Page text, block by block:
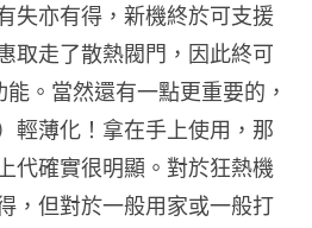
失亦有得，新機終於可支援
取走了散熱閥門，因此終可
。當然還有一點更重要的，
輕薄化！拿在手上使用，那
代確實很明顯。對於狂熱機
，但對於一般用家或一般打